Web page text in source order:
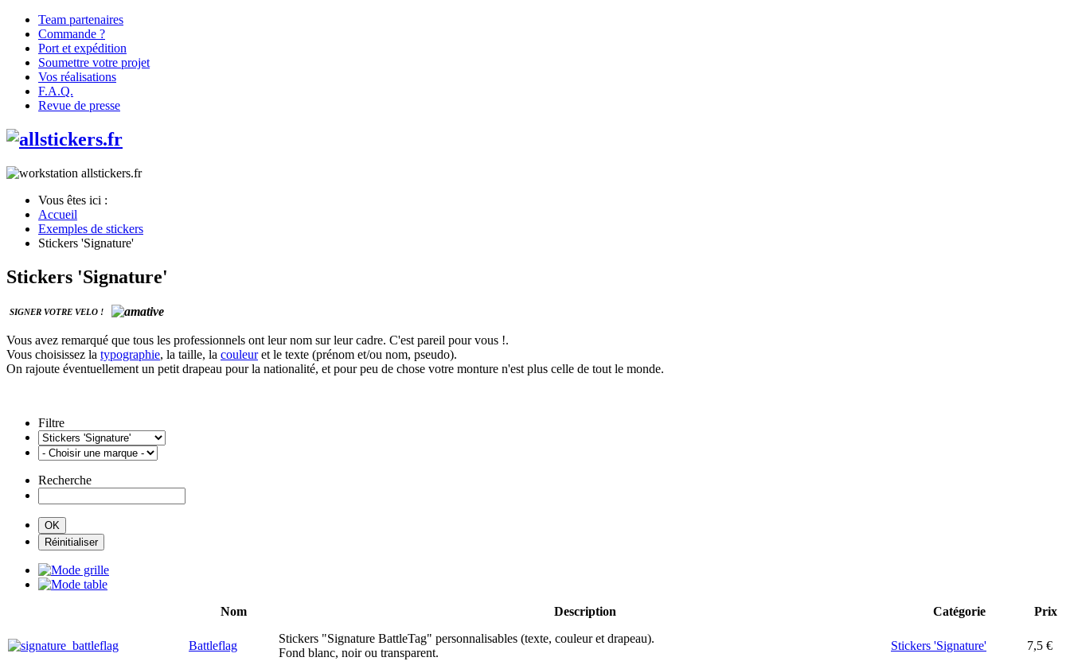
Team partenaires
Commande ?
Port et expédition
Soumettre votre projet
Vos réalisations
F.A.Q.
Revue de presse
Vous êtes ici :
Accueil
Exemples de stickers
Stickers 'Signature'
Stickers 'Signature'
SIGNER VOTRE VELO !
Vous avez remarqué que tous les professionnels ont leur nom sur leur cadre. C'est pareil pour vous !.
Vous choisissez la typographie, la taille, la couleuret le texte (prénom et/ou nom, pseudo).
On rajoute éventuellement un petit drapeau pour la nationalité, et pour peu de chose votre monture n'est plus celle de tout le monde.
Filtre
Recherche
Nom Description Catégorie Prix
Battleflag
Stickers "Signature BattleTag" personnalisables (texte, couleur et drapeau).
Fond blanc, noir ou transparent.
Stickers 'Signature' 7,5 €